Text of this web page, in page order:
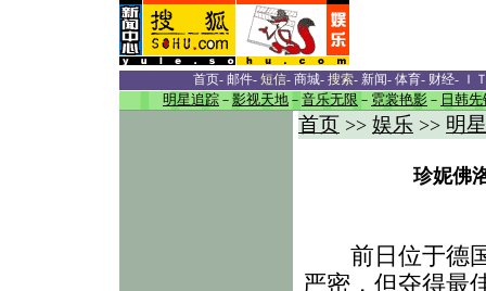
首页- 邮件- 短信- 商城- 搜索- 新闻- 体育- 财经- Ｉ
明星追踪 － 影视天地 － 音乐无限 － 霓裳艳影 － 日韩先
首页 >> 娱乐 >> 明
珍妮佛
前日位于德国
严密，但夺得最